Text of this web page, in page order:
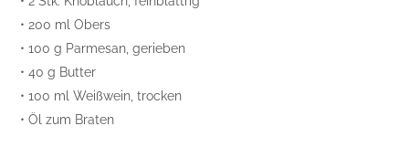
• 200 ml Obers
• 100 g Parmesan, gerieben
• 40 g Butter
• 100 ml Weißwein, trocken
• Öl zum Braten